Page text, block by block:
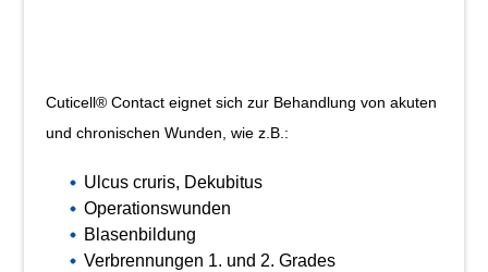
Cuticell® Contact eignet sich zur Behandlung von akuten
und chronischen Wunden, wie z.B.:
Ulcus cruris, Dekubitus
Operationswunden
Blasenbildung
Verbrennungen 1. und 2. Grades